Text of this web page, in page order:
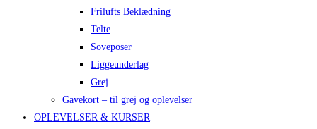
Frilufts Beklædning
Telte
Soveposer
Liggeunderlag
Grej
Gavekort – til grej og oplevelser
OPLEVELSER & KURSER